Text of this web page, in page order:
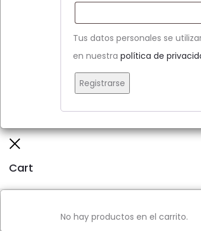
Tus datos personales se
en nuestra política de
Registrarse
Cart
No hay productos en el carrito.